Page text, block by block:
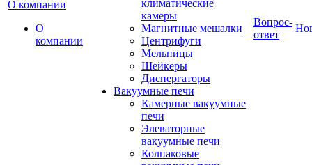
О компании
О
компании
климатические
камеры
Магнитные мешалки
Центрифуги
Мельницы
Шейкеры
Диспергаторы
Вакуумные печи
Камерные вакуумные
печи
Элеваторные
вакуумные печи
Колпаковые
Вопрос-
ответ